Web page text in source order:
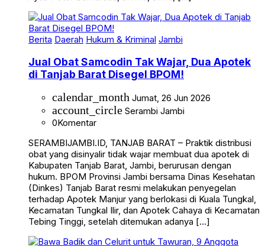
Berita Daerah Hukum & Kriminal
di Tanjab Barat Disegel BPOM!
account_circleSerambi Jambi
0Komentar
obat yang disinyalir tidak wajar membuat dua apotek di
Kabupaten Tanjab Barat, Jambi, berurusan dengan
hukum. BPOM Provinsi Jambi bersama Dinas Kesehatan
(Dinkes) Tanjab Barat resmi melakukan penyegelan
terhadap Apotek Manjur yang berlokasi di Kuala Tungkal,
Kecamatan Tungkal Ilir, dan Apotek Cahaya di Kecamatan
Tebing Tinggi, setelah ditemukan adanya […]